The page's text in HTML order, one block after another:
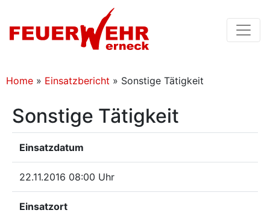
Home » Einsatzbericht » Sonstige Tätigkeit
Sonstige Tätigkeit
Einsatzdatum
22.11.2016 08:00 Uhr
Einsatzort